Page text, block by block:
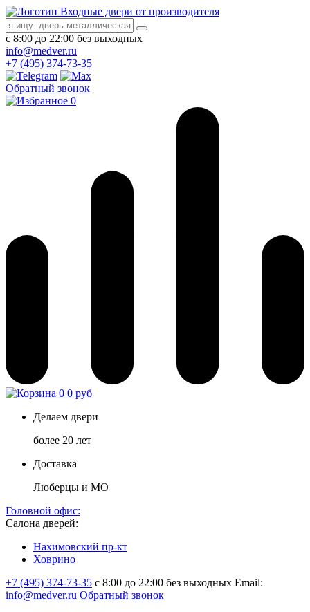
Входные двери от производителя
с 8:00 до 22:00 без выходных
info@medver.ru
+7 (495) 374-73-35
Обратный звонок
0
0 0 руб
Делаем двери
более 20 лет
Доставка
Люберцы и МО
Головной офис:
Салона дверей:
Нахимовский пр-кт
Ховрино
+7 (495) 374-73-35 с 8:00 до 22:00 без выходных Email:
info@medver.ru Обратный звонок